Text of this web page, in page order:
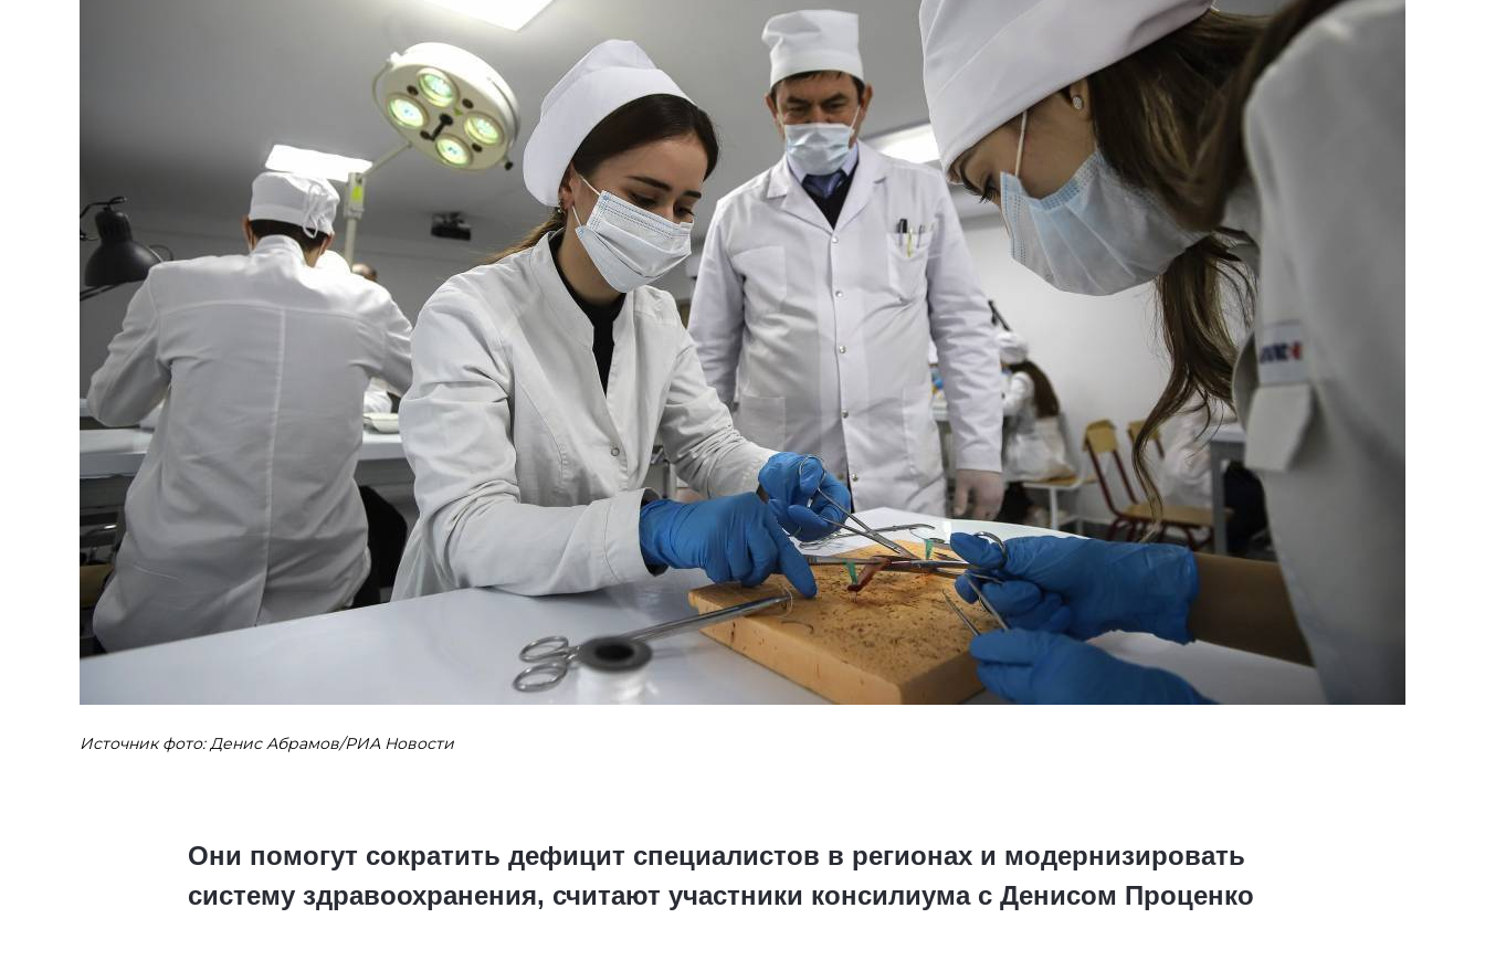
Источник фото: Денис Абрамов/РИА Новости
Они помогут сократить дефицит специалистов в регионах и модернизировать
систему здравоохранения, считают участники консилиума с Денисом Проценко